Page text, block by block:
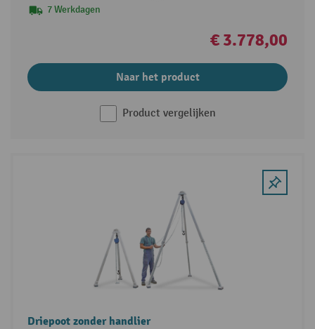
7 Werkdagen
€ 3.778,00
Naar het product
Product vergelijken
Driepoot zonder handlier